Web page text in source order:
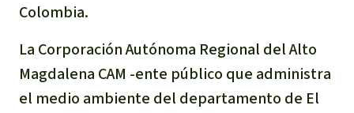
Prensa
Banners Salva la Selva
Madera tropical
Biodiversidad
40 años Salva la Selva
Español
Deutsch
Defensa de la selva
Donar para una región
Sudeste de Asia
Colombia.
La Corporación Autónoma Regional del Alto
Magdalena CAM -ente público que administra
el medio ambiente del departamento de El